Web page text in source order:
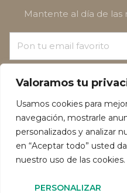
Valoramos tu
Usamos cookies para
navegación, mostrarle
personalizados y analizar
en “Aceptar todo” usted
nuestro uso de las cookies.
PERSONALIZAR
Mantente al día de las
Política de